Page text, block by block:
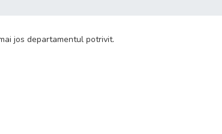
jos departamentul potrivit.